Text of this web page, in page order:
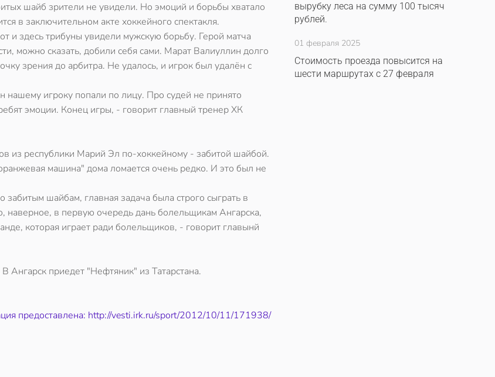
шайб зрители не увидели. Но эмоций и борьбы хватало
в заключительном акте хоккейного спектакля.
и здесь трибуны увидели мужскую борьбу. Герой матча
можно сказать, добили себя сами. Марат Валиуллин долго
зрения до арбитра. Не удалось, и игрок был удалён с
нашему игроку попали по лицу. Про судей не принято
эмоции. Конец игры, - говорит главный тренер ХК
из республики Марий Эл по-хоккейному - забитой шайбой.
машина" дома ломается очень редко. И это был не
шайбам, главная задача была строго сыграть в
наверное, в первую очередь дань болельщикам Ангарска,
которая играет ради болельщиков, - говорит главынй
приедет "Нефтяник" из Татарстана.
предоставлена: http://vesti.irk.ru/sport/2012/10/11/171938/
вырубку леса на сумму 100 тысяч
рублей.
01 февраля 2025
Стоимость проезда повысится на
шести маршрутах с 27 февраля